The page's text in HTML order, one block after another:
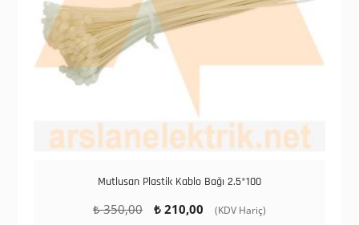
Mutlusan Plastik Kablo Bağı 2.5*100
₺350,00
Orijinal
₺210,00
Şu
(KDV Hariç)